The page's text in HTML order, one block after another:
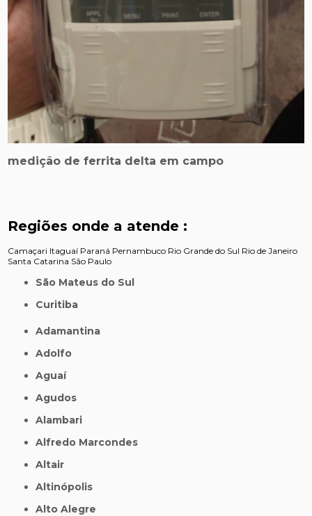
medição de ferrita delta em campo
Regiões onde a atende :
Camaçari Itaguaí Paraná Pernambuco Rio Grande do Sul Rio de Janeiro
Santa Catarina São Paulo
São Mateus do Sul
Curitiba
Adamantina
Adolfo
Aguaí
Agudos
Alambari
Alfredo Marcondes
Altair
Altinópolis
Alto Alegre